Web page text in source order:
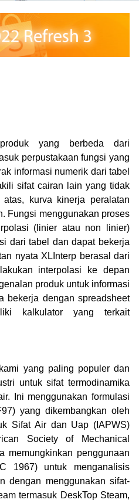
yang berbeda dari
perpustakaan fungsi yang
informasi numerik dari tabel
sifat cairan lain yang tidak
kurva kinerja peralatan
Fungsi menggunakan proses
(linier atau non linier)
dari tabel dan dapat bekerja
nyata XLInterp berasal dari
interpolasi ke depan
produk untuk informasi
bekerja dengan spreadsheet
kalkulator yang terkait
yang paling populer dan
untuk sifat termodinamika
Ini menggunakan formulasi
yang dikembangkan oleh
Sifat Air dan Uap (IAPWS)
Society of Mechanical
memungkinkan penggunaan
1967) untuk menganalisis
dengan menggunakan sifat-
termasuk DeskTop Steam,